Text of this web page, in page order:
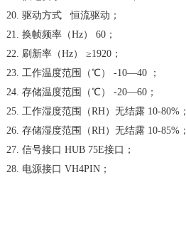
20. 驱动方式 恒流驱动；
21. 换帧频率（Hz） 60；
22. 刷新率（Hz） ≥1920；
23. 工作温度范围（℃） -10—40 ；
24. 存储温度范围（℃） -20—60；
25. 工作湿度范围（RH）无结露 10-80%；
26. 存储湿度范围（RH）无结露 10-85%；
27. 信号接口 HUB 75E接口；
28. 电源接口 VH4PIN；